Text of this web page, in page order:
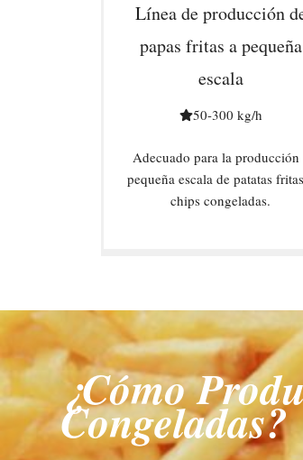
Línea de producción
papas fritas a pequeña
escala
50-300 kg/h
Adecuado para la producción
pequeña escala de patatas
chips congeladas.
¿Cómo
Congeladas?